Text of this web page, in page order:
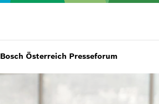
Bosch Österreich Presseforum